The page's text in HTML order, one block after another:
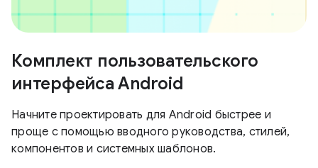
Комплект пользовательского
интерфейса Android
Начните проектировать для Android быстрее и
проще с помощью вводного руководства, стилей,
компонентов и системных шаблонов.